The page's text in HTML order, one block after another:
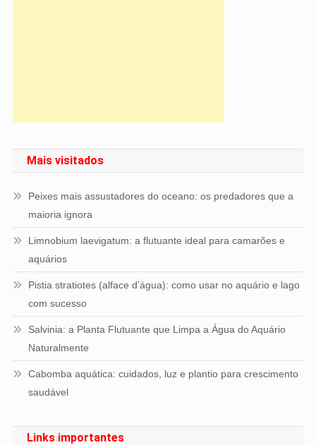
Mais visitados
Peixes mais assustadores do oceano: os predadores que a
maioria ignora
Limnobium laevigatum: a flutuante ideal para camarões e
aquários
Pistia stratiotes (alface d’água): como usar no aquário e lago
com sucesso
Salvinia: a Planta Flutuante que Limpa a Água do Aquário
Naturalmente
Cabomba aquática: cuidados, luz e plantio para crescimento
saudável
Links importantes